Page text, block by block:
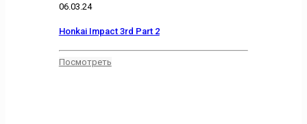
06.03.24
Honkai Impact 3rd Part 2
Посмотреть